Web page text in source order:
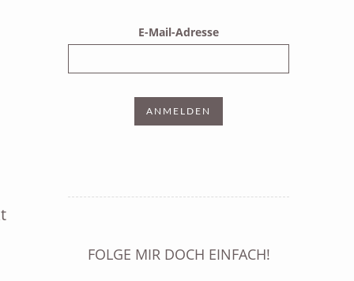
E-Mail-Adresse
FOLGE MIR DOCH EINFACH!